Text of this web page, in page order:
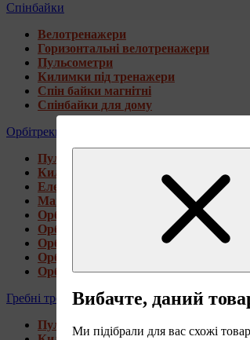
Спінбайки
Велотренажери
Горизонтальні велотренажери
Пульсометри
Килимки під тренажери
Спін байки магнітні
Спінбайки для дому
Орбітреки
Пульсометри
Килимки під тренажери
Електромагнітні орбітреки
Магнітні орбітреки
Орбітреки передньоприводні
Орбітреки задньоприводні
Орбітреки для високих користувачів
Орбітреки генераторні
Орбітреки для дому
Гребні тренажери
Пульсометри
Вибачте, даний
Ми підібрали для вас схожі